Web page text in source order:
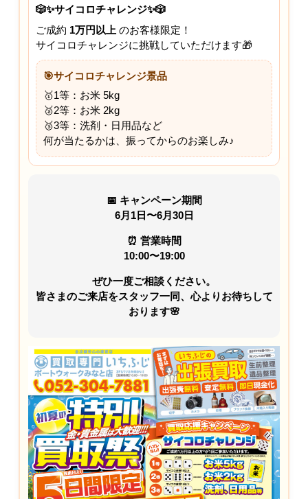
🎲✨サイコロチャレンジ✨🎲
ご成約 1万円以上 のお客様限定！
サイコロチャレンジに挑戦していただけます🎁
🎯サイコロチャレンジ景品
🥇1等：お米 5kg
🥈2等：お米 2kg
🥉3等：洗剤・日用品など
何が当たるかは、振ってからのお楽しみ♪
📅 キャンペーン期間
6月1日〜6月30日
⏰ 営業時間
10:00〜19:00
ぜひ一度ご相談ください。
皆さまのご来店をスタッフ一同、心よりお待ちして
おります🌸